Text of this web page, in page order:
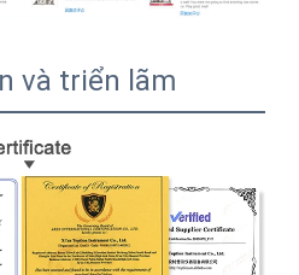
và triển lãm